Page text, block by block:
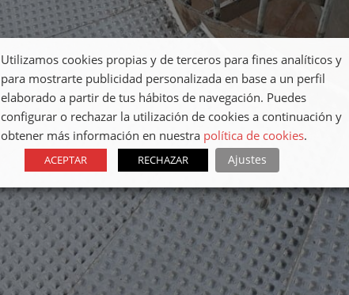
Utilizamos cookies propias y de terceros para fines analíticos y
para mostrarte publicidad personalizada en base a un perfil
elaborado a partir de tus hábitos de navegación. Puedes
configurar o rechazar la utilización de cookies a continuación y
obtener más información en nuestra política de cookies.
ACEPTAR RECHAZAR Ajustes